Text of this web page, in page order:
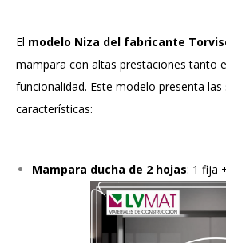
El modelo Niza del fabricante
mampara con altas prestaciones tanto
funcionalidad. Este modelo presenta las
características:
Mampara ducha de 2 hojas: 1 fija